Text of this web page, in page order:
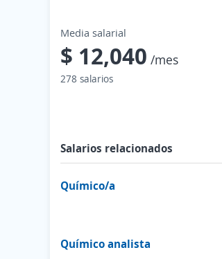
Media salarial
$ 12,040 /mes
278 salarios
Salarios relacionados
Químico/a
Químico analista